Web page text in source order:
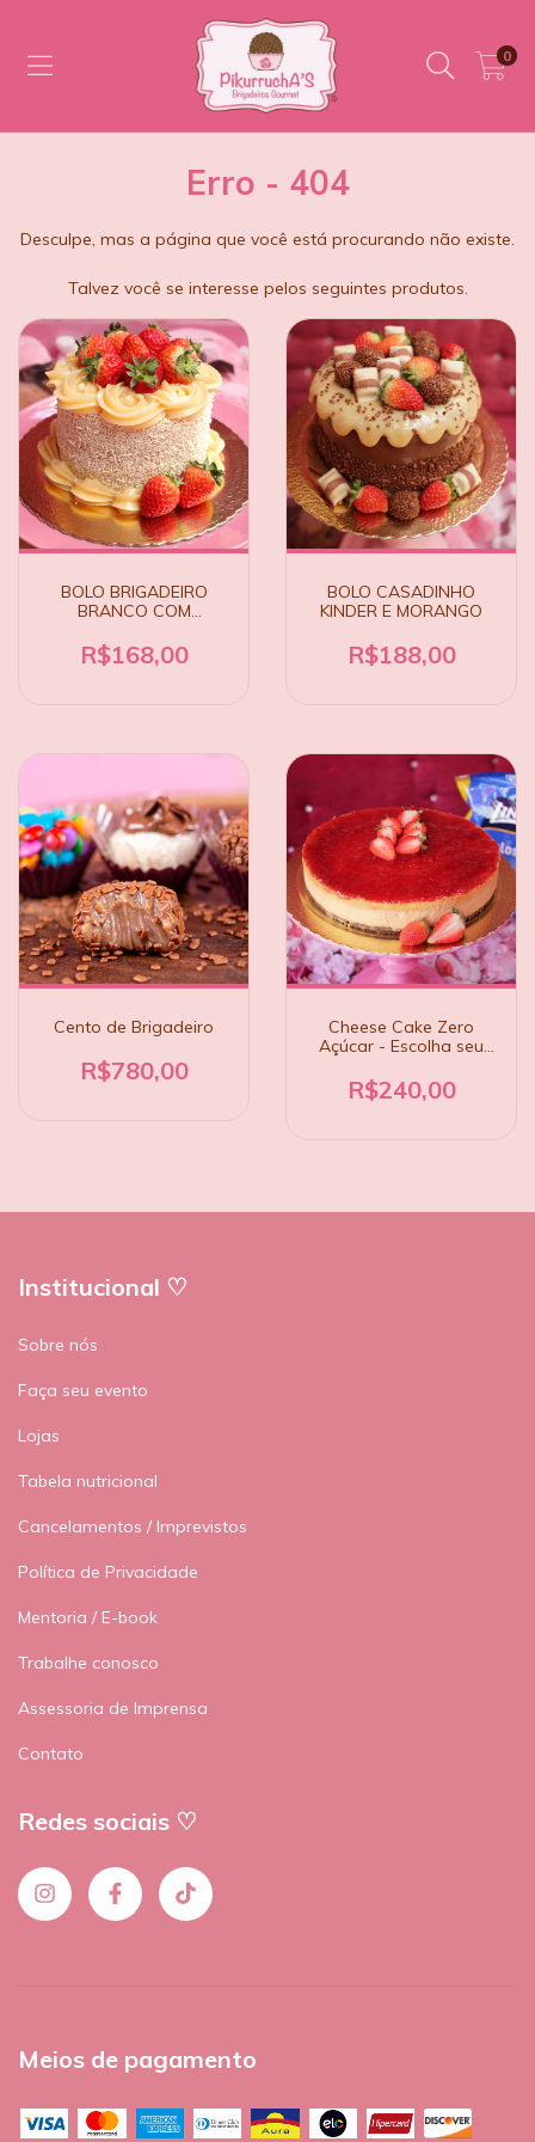
0
Erro - 404
Desculpe, mas a página que você está procurando não existe.
Talvez você se interesse pelos seguintes produtos.
BOLO BRIGADEIRO
BRANCO COM
R$168,00
BOLO CASADINHO
KINDER E MORANGO
R$188,00
Cento de Brigadeiro
R$780,00
Cheese Cake Zero
Açúcar - Escolha seu
R$240,00
Institucional ♡
Sobre nós
Faça seu evento
Lojas
Tabela nutricional
Cancelamentos / Imprevistos
Política de Privacidade
Mentoria / E-book
Trabalhe conosco
Assessoria de Imprensa
Contato
Redes sociais ♡
Meios de pagamento